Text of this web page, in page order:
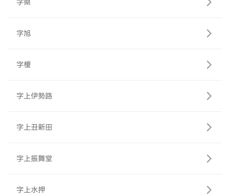
字旭
字榎
字上伊勢路
字上丑新田
字上振舞堂
字上水押